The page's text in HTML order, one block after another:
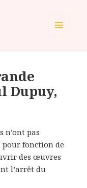
Dupuy,
n’ont pas
pour fonction de
des œuvres
l’arrêt du